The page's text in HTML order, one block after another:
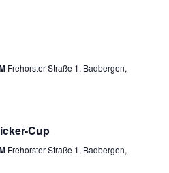
Frehorster Straße 1, Badbergen,
Cup
Frehorster Straße 1, Badbergen,